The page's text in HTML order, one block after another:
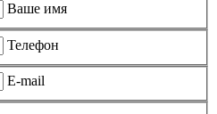
Ваше имя
Телефон
E-mail